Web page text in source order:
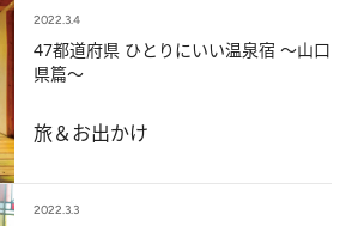
2022.3.4
47都道府県 ひとりにいい温泉宿 ～山口
県篇～
旅＆お出かけ
2022.3.3